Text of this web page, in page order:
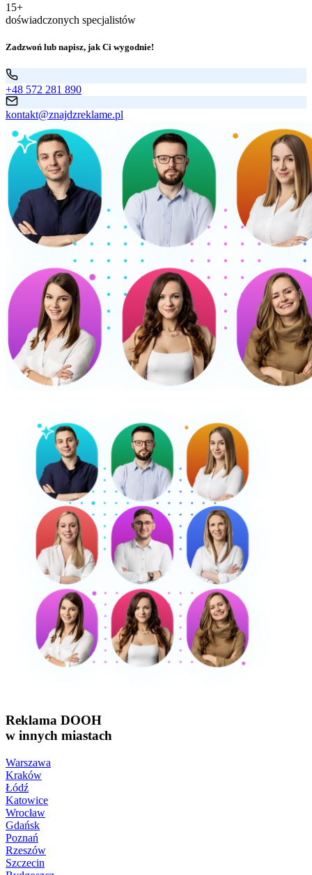
15+
doświadczonych specjalistów
Zadzwoń lub napisz, jak Ci wygodnie!
+48 572 281 890
kontakt@znajdzreklame.pl
Reklama DOOH
w innych miastach
Warszawa
Kraków
Łódź
Katowice
Wrocław
Gdańsk
Poznań
Rzeszów
Szczecin